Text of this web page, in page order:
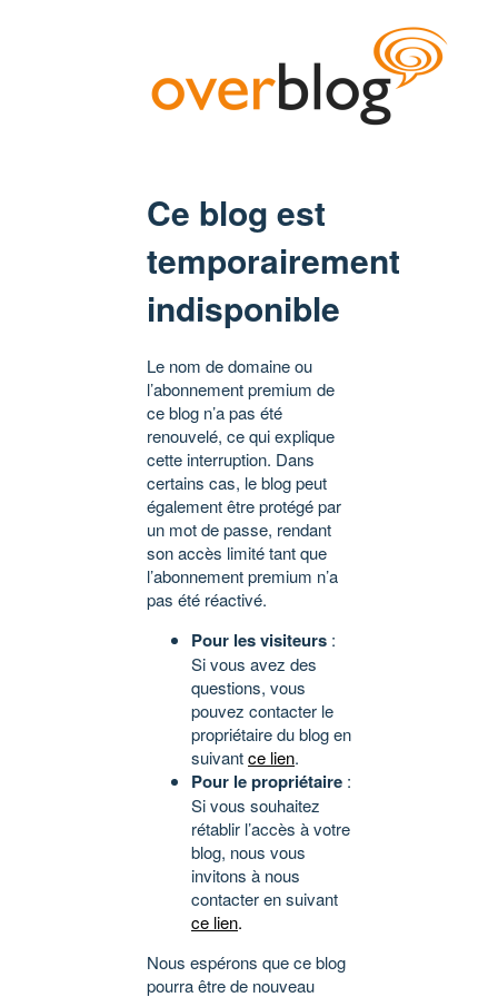
Ce blog est
temporairement
indisponible
Le nom de domaine ou
l’abonnement premium de
ce blog n’a pas été
renouvelé, ce qui explique
cette interruption. Dans
certains cas, le blog peut
également être protégé par
un mot de passe, rendant
son accès limité tant que
l’abonnement premium n’a
pas été réactivé.
Pour les visiteurs :
Si vous avez des
questions, vous
pouvez contacter le
propriétaire du blog en
suivantce lien.
Pour le propriétaire :
Si vous souhaitez
rétablir l’accès à votre
blog, nous vous
invitons à nous
contacter en suivant
ce lien.
Nous espérons que ce blog
pourra être de nouveau